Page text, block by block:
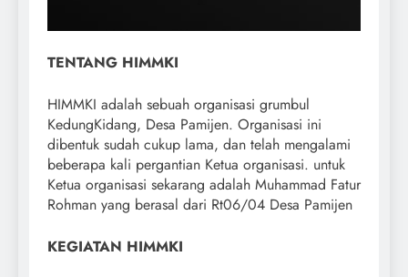
TENTANG HIMMKI
HIMMKI adalah sebuah organisasi grumbul
KedungKidang, Desa Pamijen. Organisasi ini
dibentuk sudah cukup lama, dan telah mengalami
beberapa kali pergantian Ketua organisasi. untuk
Ketua organisasi sekarang adalah Muhammad Fatur
Rohman yang berasal dari Rt06/04 Desa Pamijen
KEGIATAN HIMMKI